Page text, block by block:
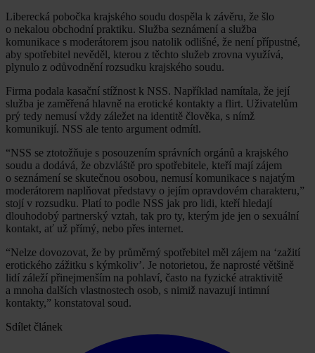
Liberecká pobočka krajského soudu dospěla k závěru, že šlo
o nekalou obchodní praktiku. Služba seznámení a služba
komunikace s moderátorem jsou natolik odlišné, že není přípustné,
aby spotřebitel nevěděl, kterou z těchto služeb zrovna využívá,
plynulo z odůvodnění rozsudku krajského soudu.
Firma podala kasační stížnost k NSS. Například namítala, že její
služba je zaměřená hlavně na erotické kontakty a flirt. Uživatelům
prý tedy nemusí vždy záležet na identitě člověka, s nímž
komunikují. NSS ale tento argument odmítl.
“NSS se ztotožňuje s posouzením správních orgánů a krajského
soudu a dodává, že obzvláště pro spotřebitele, kteří mají zájem
o seznámení se skutečnou osobou, nemusí komunikace s najatým
moderátorem naplňovat představy o jejím opravdovém charakteru,”
stojí v rozsudku. Platí to podle NSS jak pro lidi, kteří hledají
dlouhodobý partnerský vztah, tak pro ty, kterým jde jen o sexuální
kontakt, ať už přímý, nebo přes internet.
“Nelze dovozovat, že by průměrný spotřebitel měl zájem na ‘zažití
erotického zážitku s kýmkoliv’. Je notorietou, že naprosté většině
lidí záleží přinejmenším na pohlaví, často na fyzické atraktivitě
a mnoha dalších vlastnostech osob, s nimiž navazují intimní
kontakty,” konstatoval soud.
Sdílet článek